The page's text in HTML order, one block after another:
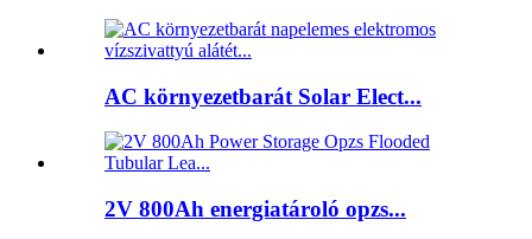
AC környezetbarát Solar Elect...
2V 800Ah energiatároló opzs...